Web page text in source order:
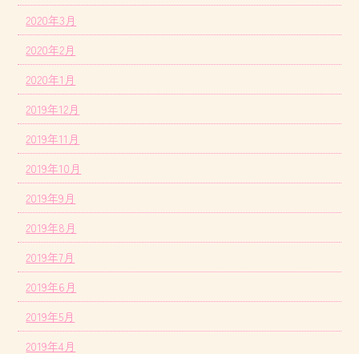
2020年3月
2020年2月
2020年1月
2019年12月
2019年11月
2019年10月
2019年9月
2019年8月
2019年7月
2019年6月
2019年5月
2019年4月